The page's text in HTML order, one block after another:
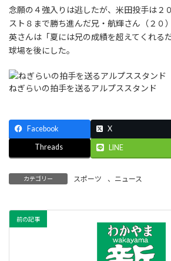
念願の４強入りは逃したが、米田投手は２
スト８まで勝ち進んだ兄・航輝さん（２０
英さんは「夏には兄の成績を超えてくれる
球場を後にした。
ねぎらいの拍手を送るアルプススタンド
Facebook X
Threads LINE
カテゴリー スポーツ 、 ニュース
前の記事